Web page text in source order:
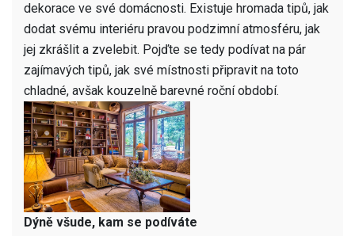
dekorace ve své domácnosti. Existuje hromada tipů, jak
dodat svému interiéru pravou podzimní atmosféru, jak
jej zkrášlit a zvelebit. Pojďte se tedy podívat na pár
zajímavých tipů, jak své místnosti připravit na toto
chladné, avšak kouzelně barevné roční období.
Dýně všude, kam se podíváte